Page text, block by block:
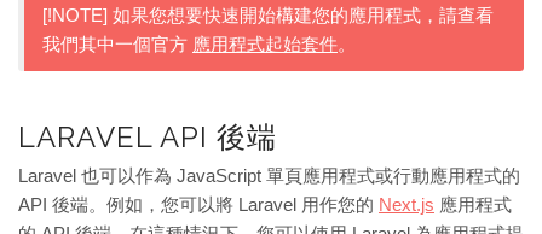
[!NOTE] 如果您想要快速開始構建您的應用程式，請查看
我們其中一個官方 應用程式起始套件。
LARAVEL API 後端
Laravel 也可以作為 JavaScript 單頁應用程式或行動應用程式的
API 後端。例如，您可以將 Laravel 用作您的 Next.js 應用程式